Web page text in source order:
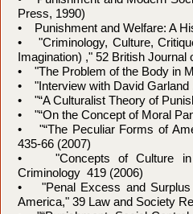
Press, 1990)
• Punishment and Welfare: A
• "Criminology, Culture,
Imagination) ," 52 British
• "The Problem of the Body in
• "Interview with David
• "“A Culturalist Theory of
• "“On the Concept of Moral
• "“The Peculiar Forms of
435-66 (2007)
• "Concepts of Culture in
Criminology 419 (2006)
• "Penal Excess and Surplus
America," 39 Law and Society